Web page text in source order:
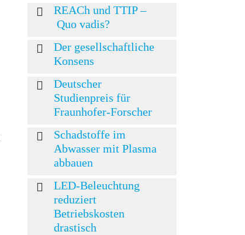
REACh und TTIP –
Quo vadis?
Der gesellschaftliche
Konsens
Deutscher
Studienpreis für
Fraunhofer-Forscher
Schadstoffe im
Abwasser mit Plasma
abbauen
LED-Beleuchtung
reduziert
Betriebskosten
drastisch